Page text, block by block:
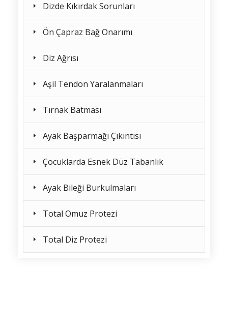
Dizde Kıkırdak Sorunları
Ön Çapraz Bağ Onarımı
Diz Ağrısı
Aşil Tendon Yaralanmaları
Tırnak Batması
Ayak Başparmağı Çıkıntısı
Çocuklarda Esnek Düz Tabanlık
Ayak Bileği Burkulmaları
Total Omuz Protezi
Total Diz Protezi